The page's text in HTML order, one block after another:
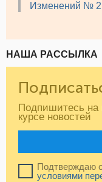
Изменений № 2
НАША РАССЫЛКА
Подпишитесь
курсе новостей
Подтверждаю
условиями